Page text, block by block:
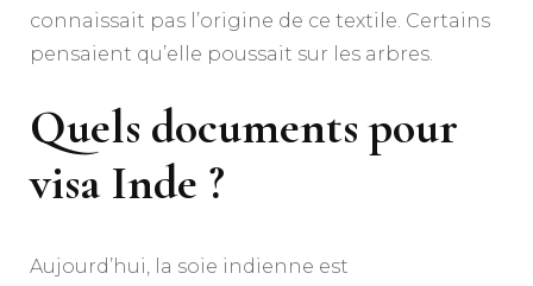
connaissait pas l’origine de ce textile. Certains
pensaient qu’elle poussait sur les arbres.
Quels documents pour
visa Inde ?
Aujourd’hui, la soie indienne est